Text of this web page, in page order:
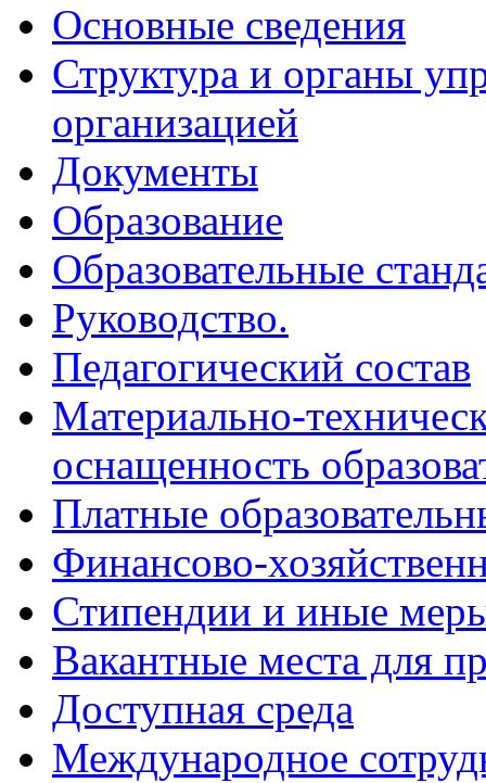
Основные сведения
Структура и органы
организацией
Документы
Образование
Образовательные
Руководство.
Педагогический состав
Материально-
оснащенность
Платные
Финансово-
Стипендии и иные
Вакантные места для
Доступная среда
Международное